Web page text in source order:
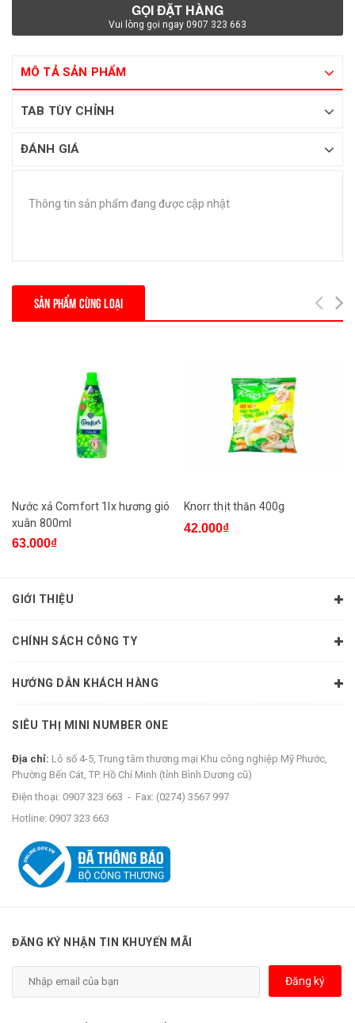
GỌI ĐẶT HÀNG
Vui lòng gọi ngay 0907 323 663
MÔ TẢ SẢN PHẨM
TAB TÙY CHỈNH
ĐÁNH GIÁ
Thông tin sản phẩm đang được cập nhật
SẢN PHẨM CÙNG LOẠI
Nước xả Comfort 1lx hương gió
xuân 800ml
63.000₫
Knorr thịt thăn 400g
42.000₫
GIỚI THIỆU
CHÍNH SÁCH CÔNG TY
HƯỚNG DẪN KHÁCH HÀNG
SIÊU THỊ MINI NUMBER ONE
Địa chỉ: Lô số 4-5, Trung tâm thương mại Khu công nghiệp Mỹ Phước,
Phường Bến Cát, TP. Hồ Chí Minh (tỉnh Bình Dương cũ)
Điện thoại: 0907 323 663 - Fax: (0274) 3567 997
Hotline: 0907 323 663
ĐĂNG KÝ NHẬN TIN KHUYẾN MÃI
Đăng ký